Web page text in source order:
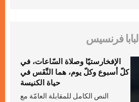
البابا فرنسيس
الإفخارستيّا وصلاة السّاعات، في
كلّ أسبوع وكلّ يوم، هما النَّفَس في
حياة الكنيسة
النص الكامل للمقابلة العامّة مع